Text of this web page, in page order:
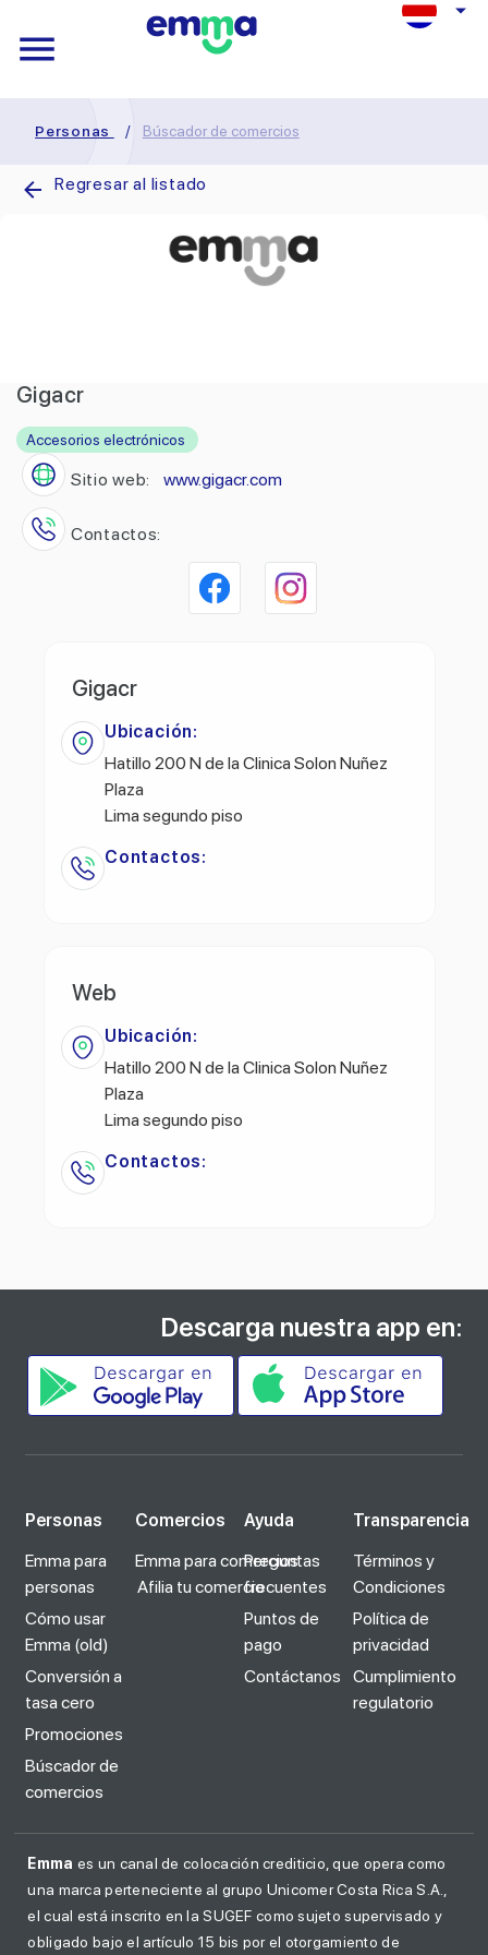
Personas / Búscador de comercios
Regresar al listado
Gigacr
Accesorios electrónicos
Sitio web: www.gigacr.com
Contactos:
Gigacr
Ubicación:
Hatillo 200 N de la Clinica Solon Nuñez
Plaza
Lima segundo piso
Contactos:
Web
Ubicación:
Hatillo 200 N de la Clinica Solon Nuñez
Plaza
Lima segundo piso
Contactos:
Descarga nuestra app en:
Personas
Emma para
personas
Cómo usar
Emma (old)
Conversión a
tasa cero
Promociones
Búscador de
comercios
Comercios
Emma para comercios
Afilia tu comercio
Ayuda
Preguntas
frecuentes
Puntos de
pago
Contáctanos
Transparencia
Términos y
Condiciones
Política de
privacidad
Cumplimiento
regulatorio
Emma es un canal de colocación crediticio, que opera como
una marca perteneciente al grupo Unicomer Costa Rica S.A.,
el cual está inscrito en la SUGEF como sujeto supervisado y
obligado bajo el artículo 15 bis por el otorgamiento de